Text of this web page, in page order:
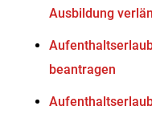
Ausbildung
beantragen